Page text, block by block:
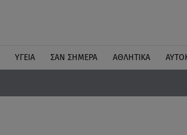
ΥΓΕΙΑ ΣΑΝ ΣΗΜΕΡΑ ΑΘΛΗΤΙΚΑ